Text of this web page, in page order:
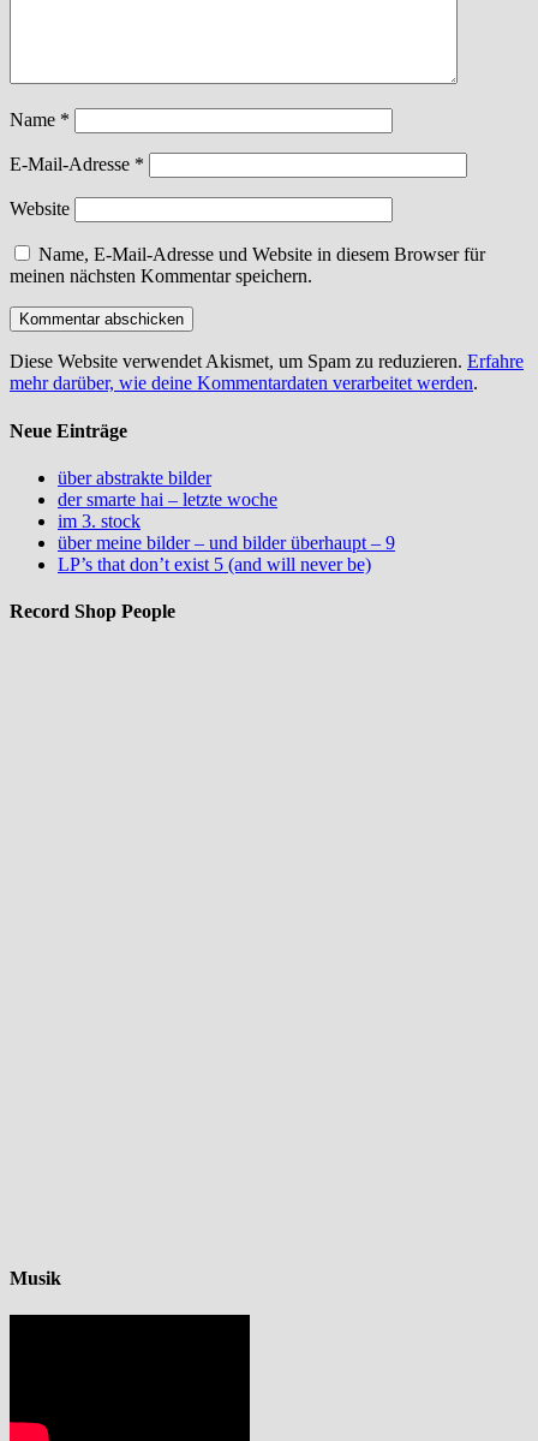
Name *
E-Mail-Adresse *
Website
Name, E-Mail-Adresse und Website in diesem Browser für
meinen nächsten Kommentar speichern.
Diese Website verwendet Akismet, um Spam zu reduzieren. Erfahre
mehr darüber, wie deine Kommentardaten verarbeitet werden.
Neue Einträge
über abstrakte bilder
der smarte hai – letzte woche
im 3. stock
über meine bilder – und bilder überhaupt – 9
LP’s that don’t exist 5 (and will never be)
Record Shop People
Musik